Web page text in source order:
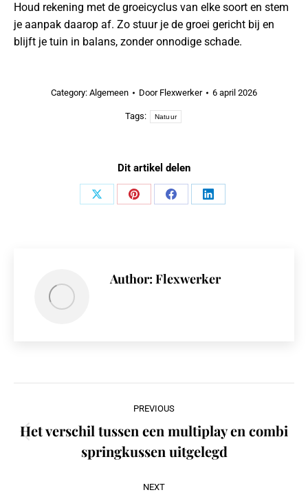
Houd rekening met de groeicyclus van elke soort en stem
je aanpak daarop af. Zo stuur je de groei gericht bij en
blijft je tuin in balans, zonder onnodige schade.
Category: Algemeen Door Flexwerker 6 april 2026
Tags: Natuur
Dit artikel delen
Share
Share
Share
Share
Author: Flexwerker
navigation
PREVIOUS
Previous
post:
Het verschil tussen een multiplay en combi
springkussen uitgelegd
NEXT